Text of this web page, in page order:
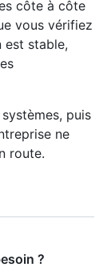
côte à côte
vous vérifiez
stable,
puis
ne
route.
?